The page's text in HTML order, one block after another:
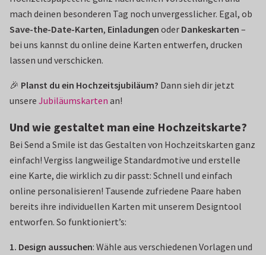
mach deinen besonderen Tag noch unvergesslicher. Egal, ob
Save-the-Date-Karten, Einladungen oder Dankeskarten –
bei uns kannst du online deine Karten entwerfen, drucken
lassen und verschicken.
🎉 Planst du ein Hochzeitsjubiläum? Dann sieh dir jetzt
unsere Jubiläumskarten an!
Und wie gestaltet man eine Hochzeitskarte?
Bei Send a Smile ist das Gestalten von Hochzeitskarten ganz
einfach! Vergiss langweilige Standardmotive und erstelle
eine Karte, die wirklich zu dir passt: Schnell und einfach
online personalisieren! Tausende zufriedene Paare haben
bereits ihre individuellen Karten mit unserem Designtool
entworfen. So funktioniert’s:
1. Design aussuchen: Wähle aus verschiedenen Vorlagen und